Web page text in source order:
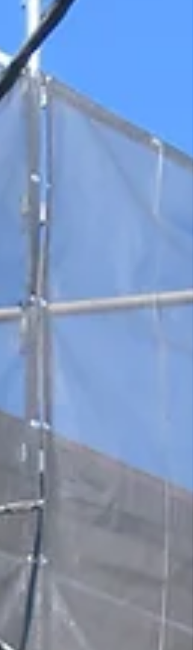
ことから、今回は徹底した旧塗膜除去（ケレン作
業）を実施。下地の健全な状態を確保してから、
耐久性の高い塗料で丁寧に塗装しました。劣化が
著しい「ボロボロの塗膜」をそのまま上塗りして
しまうと、数年以内に再剥離を起こす可能性が高
いことから、今回は徹底した旧塗膜除去（ケレン
作業）を実施。下地の健全な状態を確保してか
ら、耐久性の高い塗料で丁寧に塗装しました。工
事時には安全性と作業効率を考え、必要範囲のみ
足場を設置。限られた施工範囲の部分工事であっ
ても、確実な作業が行える体制を整えました。